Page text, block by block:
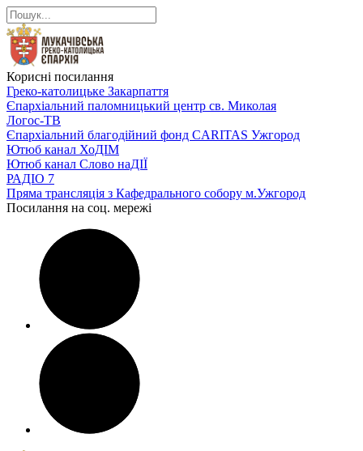
Корисні посилання
Греко-католицьке Закарпаття
Єпархіальний паломницький центр св. Миколая
Логос-ТВ
Єпархіальний благодійний фонд CARITAS Ужгород
Ютюб канал ХоДІМ
Ютюб канал Слово наДІЇ
РАДІО 7
Пряма трансляція з Кафедрального собору м.Ужгород
Посилання на соц. мережі